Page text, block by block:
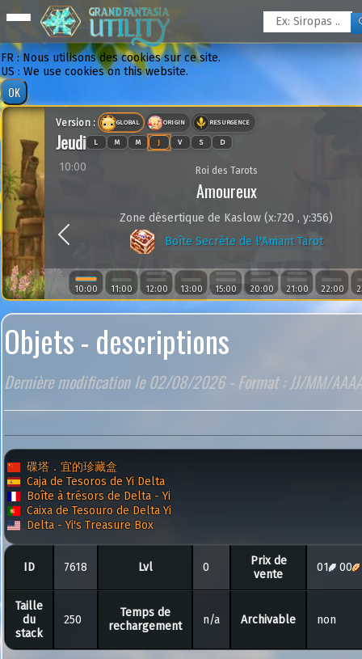
FR : Nous utilisons des cookies sur ce site.
US : We use cookies on this website.
10:00 11:00 12:00 13:00 15:00 20:00 21:00 22:00
Version : GLOBAL ORIGIN RESURGENCE
Jeudi L M M J V S D
Roi des Tarots
Amoureux
10:00
Zone désertique de Kaslow (x:720 , y:356)
Boîte Secrète de l'Amant Tarot
Objets - descriptions
Dernière modification le 02/08/2026 - Format : JJ/MM/
碟塔．宜的珍藏盒
Caja de Tesoros de Yi Delta
Boîte à trésors de Delta - Yi
Caixa de Tesouro de Delta Yi
Delta - Yi's Treasure Box
ID 7618 Lvl 0
Prix de
vente
01 00
Taille
du
stack
250
Temps de
rechargement
n/a Archivable non